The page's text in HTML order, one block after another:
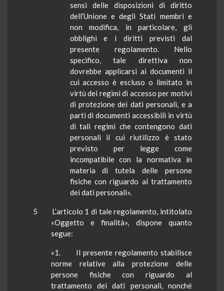
sensi delle disposizioni di diritto
dell’Unione e degli Stati membri e
non modifica, in particolare, gli
obblighi e i diritti previsti dal
presente regolamento. Nello
specifico, tale direttiva non
dovrebbe applicarsi ai documenti il
cui accesso è escluso o limitato in
virtù dei regimi di accesso per motivi
di protezione dei dati personali, e a
parti di documenti accessibili in virtù
di tali regimi che contengono dati
personali il cui riutilizzo è stato
previsto per legge come
incompatibile con la normativa in
materia di tutela delle persone
fisiche con riguardo al trattamento
dei dati personali».
5 L’articolo 1 di tale regolamento, intitolato
«Oggetto e finalità», dispone quanto
segue:
«1. Il presente regolamento stabilisce
norme relative alla protezione delle
persone fisiche con riguardo al
trattamento dei dati personali, nonché